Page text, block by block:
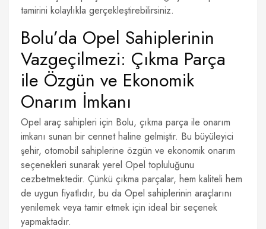
tamirini kolaylıkla gerçekleştirebilirsiniz.
Bolu’da Opel Sahiplerinin
Vazgeçilmezi: Çıkma Parça
ile Özgün ve Ekonomik
Onarım İmkanı
Opel araç sahipleri için Bolu, çıkma parça ile onarım
imkanı sunan bir cennet haline gelmiştir. Bu büyüleyici
şehir, otomobil sahiplerine özgün ve ekonomik onarım
seçenekleri sunarak yerel Opel topluluğunu
cezbetmektedir. Çünkü çıkma parçalar, hem kaliteli hem
de uygun fiyatlıdır, bu da Opel sahiplerinin araçlarını
yenilemek veya tamir etmek için ideal bir seçenek
yapmaktadır.